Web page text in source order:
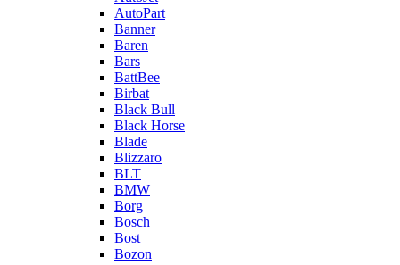
AutoPart
Banner
Baren
Bars
BattBee
Birbat
Black Bull
Black Horse
Blade
Blizzaro
BLT
BMW
Borg
Bosch
Bost
Bozon